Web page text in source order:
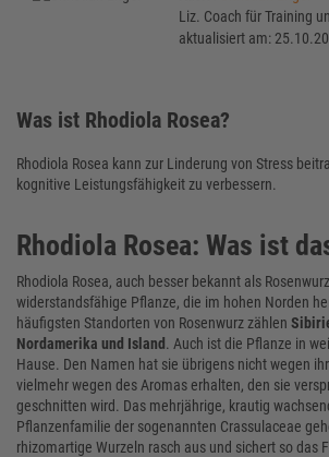
Liz. Coach für Training
aktualisiert am:
Was ist Rhodiola Rosea?
Rhodiola Rosea kann zur Linderung von Stress
kognitive Leistungsfähigkeit zu verbessern.
Rhodiola Rosea: Was ist
Rhodiola Rosea, auch besser bekannt als
widerstandsfähige Pflanze, die im hohen Norden
häufigsten Standorten von Rosenwurz zählen
Nordamerika und Island . Auch ist die Pflanze in
Hause. Den Namen hat sie übrigens nicht wegen
vielmehr wegen des Aromas erhalten, den sie
geschnitten wird. Das mehrjährige, krautig
Pflanzenfamilie der sogenannten Crassulaceae
rhizomartige Wurzeln rasch aus und sichert so das